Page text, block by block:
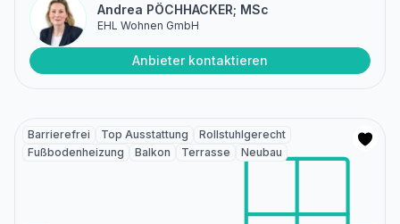
Andrea PÖCHHACKER; MSc
EHL Wohnen GmbH
Anbieter kontaktieren
Barrierefrei Top Ausstattung
Rollstuhlgerecht
Fußbodenheizung
Balkon Terrasse Neubau